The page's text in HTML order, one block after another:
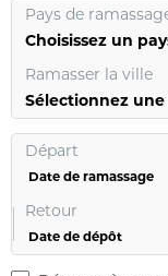
Pays de
Choisissez un
Ramasser la ville
Sélectionnez une
Départ
Date de ramassage
Retour
Date de dépôt